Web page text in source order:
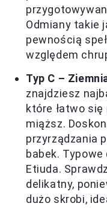
Odmiany takie
pewnością
względem
Typ C –
znajdziesz
które łatwo
miąższ.
przyrządzania
babek.
Etiuda.
delikatny,
dużo skrobi,